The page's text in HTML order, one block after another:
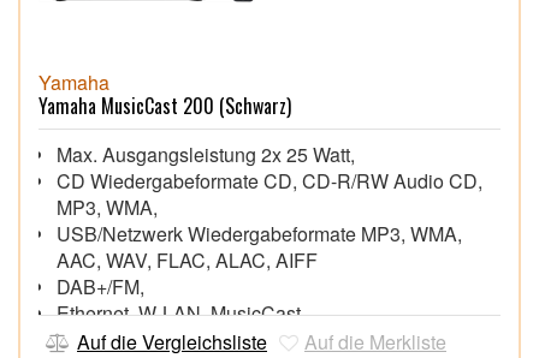
Yamaha
Yamaha MusicCast 200 (Schwarz)
Max. Ausgangsleistung 2x 25 Watt,
CD Wiedergabeformate CD, CD-R/RW Audio CD,
MP3, WMA,
USB/Netzwerk Wiedergabeformate MP3, WMA,
AAC, WAV, FLAC, ALAC, AIFF
DAB+/FM,
Ethernet, W-LAN, MusicCast,
Bluetooth,
Auf die Vergleichsliste Auf die Merkliste